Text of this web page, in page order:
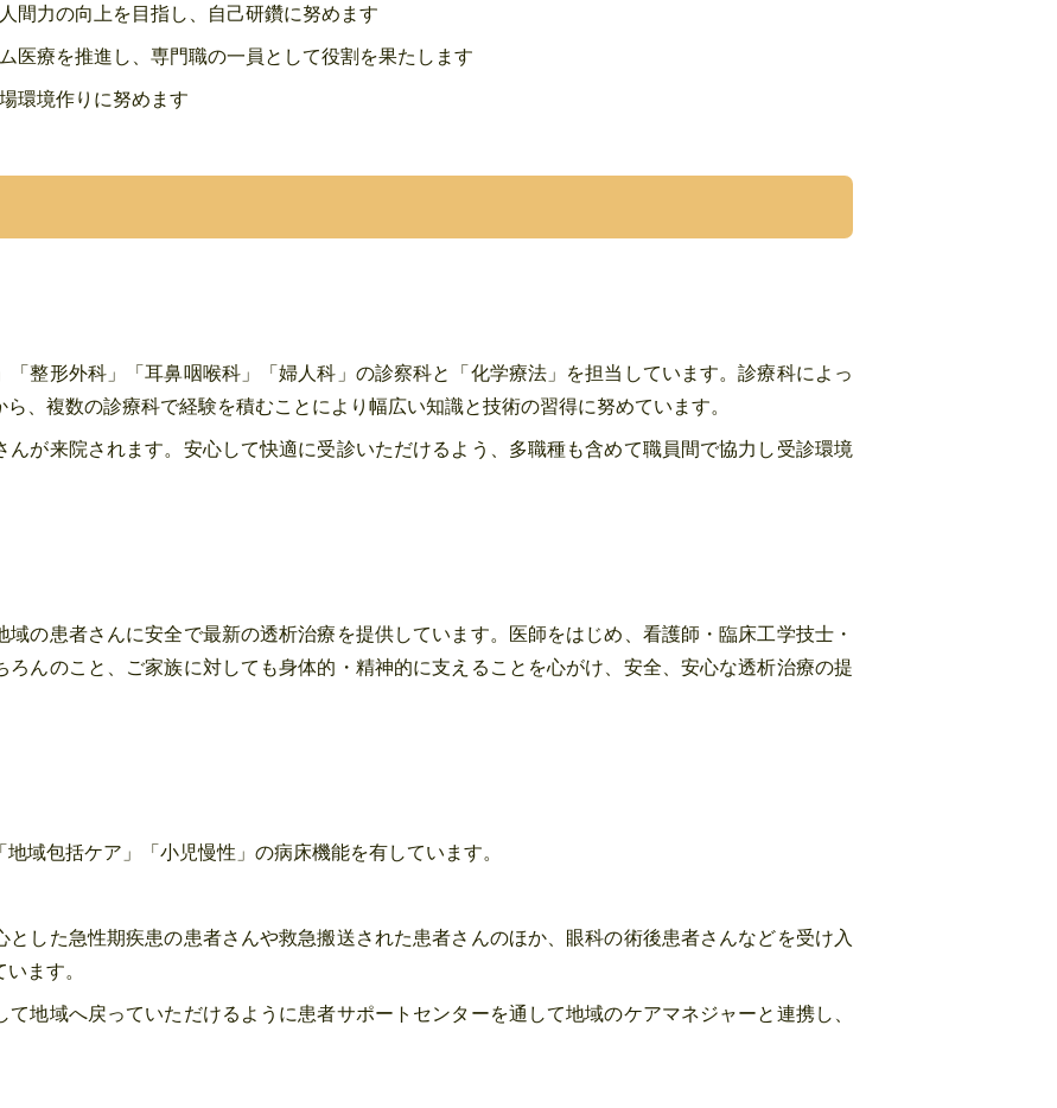
間力の向上を目指し、自己研鑽に努めます
医療を推進し、専門職の一員として役割を果たします
環境作りに努めます
整形外科」「耳鼻咽喉科」「婦人科」の診察科と「化学療法」を担当しています。診療科によっ
、複数の診療科で経験を積むことにより幅広い知識と技術の習得に努めています。
が来院されます。安心して快適に受診いただけるよう、多職種も含めて職員間で協力し受診環境
の患者さんに安全で最新の透析治療を提供しています。医師をはじめ、看護師・臨床工学技士・
んのこと、ご家族に対しても身体的・精神的に支えることを心がけ、安全、安心な透析治療の提
域包括ケア」「小児慢性」の病床機能を有しています。
とした急性期疾患の患者さんや救急搬送された患者さんのほか、眼科の術後患者さんなどを受け入
ます。
地域へ戻っていただけるように患者サポートセンターを通して地域のケアマネジャーと連携し、